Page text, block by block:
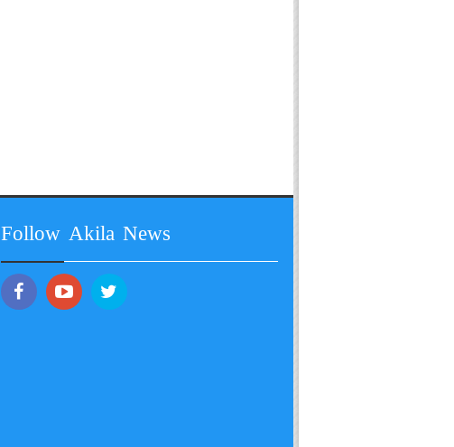
Follow Akila News